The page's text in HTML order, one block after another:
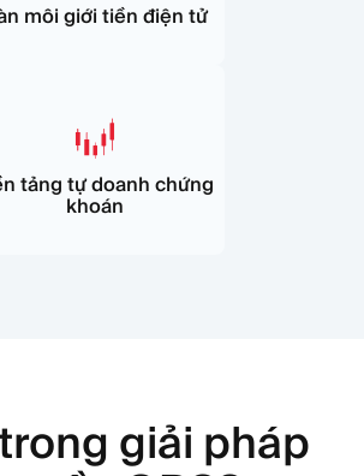
môi giới tiền điện tử
tảng tự doanh chứng
khoán
giải pháp